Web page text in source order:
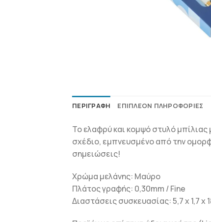
ΠΕΡΙΓΡΑΦΉ ΕΠΙΠΛΈΟΝ ΠΛΗΡΟΦΟΡΊΕΣ
Το ελαφρύ και κομψό στυλό μπίλιας
σχέδιο, εμπνευσμένο από την
σημειώσεις!
Χρώμα μελάνης: Μαύρο
Πλάτος γραφής: 0,30mm / Fine
Διαστάσεις συσκευασίας: 5,7 x 1,7 x